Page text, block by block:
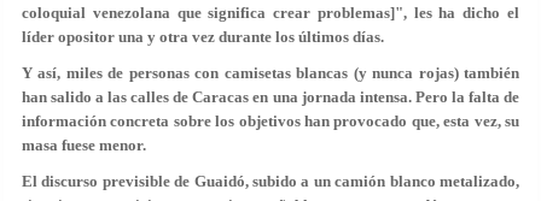
coloquial venezolana que significa crear problemas]", les ha dicho el
líder opositor una y otra vez durante los últimos días.
Y así, miles de personas con camisetas blancas (y nunca rojas) también
han salido a las calles de Caracas en una jornada intensa. Pero la falta de
información concreta sobre los objetivos han provocado que, esta vez, su
masa fuese menor.
El discurso previsible de Guaidó, subido a un camión blanco metalizado,